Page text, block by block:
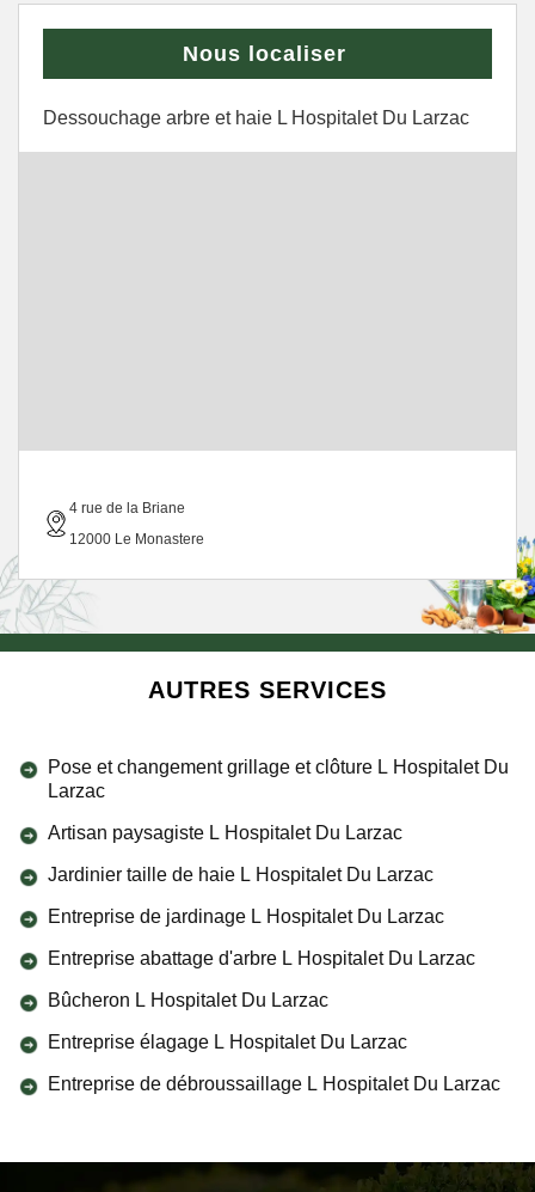
Nous localiser
Dessouchage arbre et haie L Hospitalet Du Larzac
4 rue de la Briane
12000 Le Monastere
AUTRES SERVICES
Pose et changement grillage et clôture L Hospitalet Du
Larzac
Artisan paysagiste L Hospitalet Du Larzac
Jardinier taille de haie L Hospitalet Du Larzac
Entreprise de jardinage L Hospitalet Du Larzac
Entreprise abattage d'arbre L Hospitalet Du Larzac
Bûcheron L Hospitalet Du Larzac
Entreprise élagage L Hospitalet Du Larzac
Entreprise de débroussaillage L Hospitalet Du Larzac